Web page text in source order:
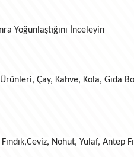
Yoğunlaştığını İnceleyin
Çay, Kahve, Kola, Gıda
Nohut, Yulaf, Antep